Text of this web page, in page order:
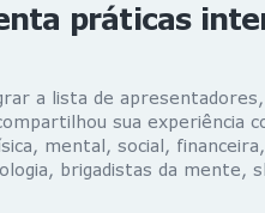
práticas
a lista de
sua experiência
mental, social,
brigadistas da mente,